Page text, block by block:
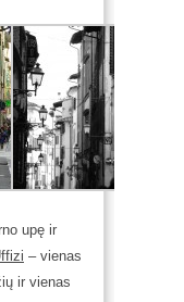
upę ir
– vienas
ir vienas